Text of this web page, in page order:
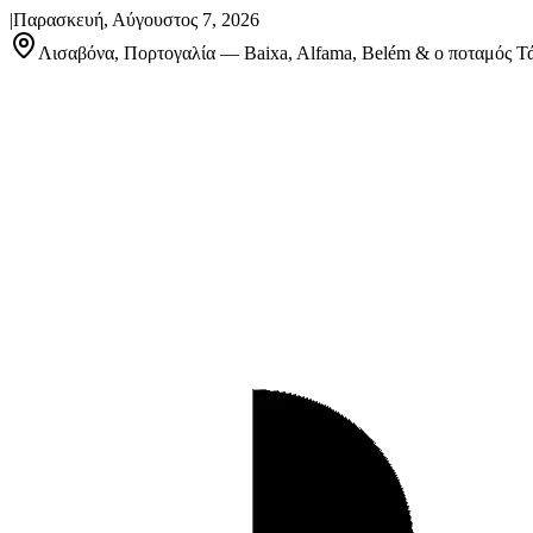
|Παρασκευή, Αύγουστος 7, 2026
Λισαβόνα, Πορτογαλία — Baixa, Alfama, Belém & ο ποταμός